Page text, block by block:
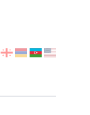
აირჩიეთ